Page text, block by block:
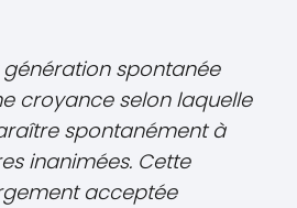
spontanée
croyance selon laquelle
spontanément à
inanimées. Cette
acceptée